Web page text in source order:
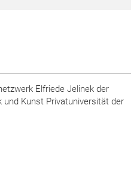
Elfriede Jelinek der
und Kunst Privatuniversität der